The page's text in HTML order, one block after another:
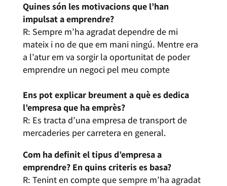
Quines són les motivacions que l’han
impulsat a emprendre?
R: Sempre m’ha agradat dependre de mi
mateix i no de que em mani ningú. Mentre era
a l’atur em va sorgir la oportunitat de poder
emprendre un negoci pel meu compte
Ens pot explicar breument a què es dedica
l’empresa que ha emprès?
R: Es tracta d’una empresa de transport de
mercaderies per carretera en general.
Com ha definit el tipus d’empresa a
emprendre? En quins criteris es basa?
R: Tenint en compte que sempre m’ha agradat